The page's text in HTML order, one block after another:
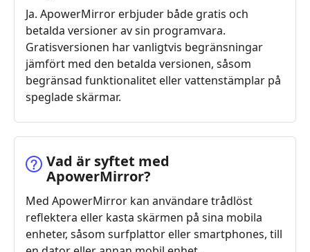
Ja. ApowerMirror erbjuder både gratis och
betalda versioner av sin programvara.
Gratisversionen har vanligtvis begränsningar
jämfört med den betalda versionen, såsom
begränsad funktionalitet eller vattenstämplar på
speglade skärmar.
Vad är syftet med
ApowerMirror?
Med ApowerMirror kan användare trådlöst
reflektera eller kasta skärmen på sina mobila
enheter, såsom surfplattor eller smartphones, till